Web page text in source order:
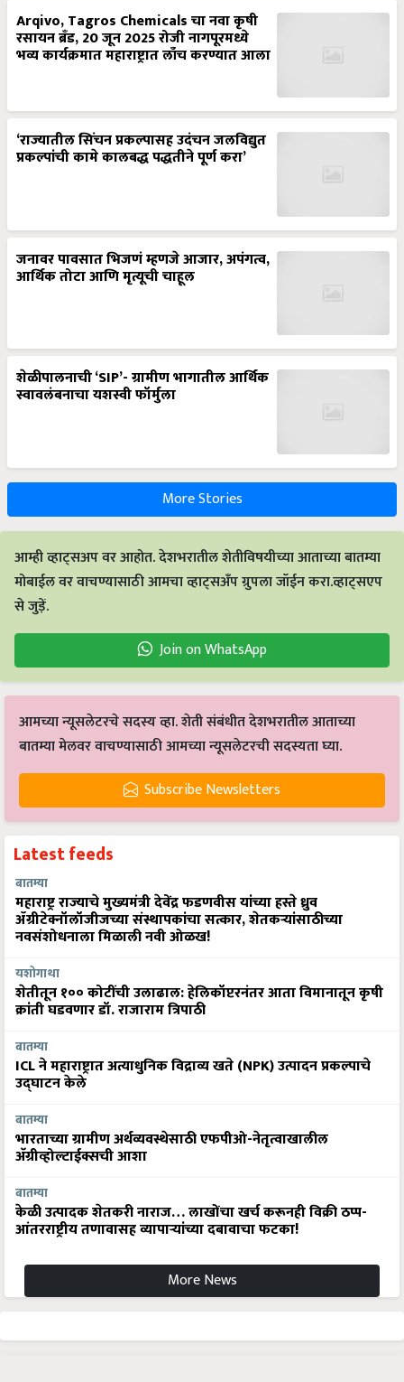
Arqivo, Tagros Chemicals चा नवा कृषी
रसायन ब्रँड, 20 जून 2025 रोजी नागपूरमध्ये
भव्य कार्यक्रमात महाराष्ट्रात लाँच करण्यात आला
‘राज्यातील सिंचन प्रकल्पासह उदंचन जलविद्युत
प्रकल्पांची कामे कालबद्ध पद्धतीने पूर्ण करा’
जनावर पावसात भिजणं म्हणजे आजार, अपंगत्व,
आर्थिक तोटा आणि मृत्यूची चाहूल
शेळीपालनाची ‘SIP’- ग्रामीण भागातील आर्थिक
स्वावलंबनाचा यशस्वी फॉर्मुला
More Stories
आम्ही व्हाट्सअप वर आहोत. देशभरातील शेतीविषयीच्या आताच्या बातम्या
मोबाईल वर वाचण्यासाठी आमचा व्हाट्सअँप ग्रुपला जॉईन करा.व्हाट्सएप
से जुड़ें.
Join on WhatsApp
आमच्या न्यूसलेटरचे सदस्य व्हा. शेती संबंधीत देशभरातील आताच्या
बातम्या मेलवर वाचण्यासाठी आमच्या न्यूसलेटरची सदस्यता घ्या.
Subscribe Newsletters
Latest feeds
बातम्या
महाराष्ट्र राज्याचे मुख्यमंत्री देवेंद्र फडणवीस यांच्या हस्ते ध्रुव
ॲग्रीटेक्नॉलॉजीजच्या संस्थापकांचा सत्कार, शेतकऱ्यांसाठीच्या
नवसंशोधनाला मिळाली नवी ओळख!
यशोगाथा
शेतीतून १०० कोटींची उलाढाल: हेलिकॉप्टरनंतर आता विमानातून कृषी
क्रांती घडवणार डॉ. राजाराम त्रिपाठी
बातम्या
ICL ने महाराष्ट्रात अत्याधुनिक विद्राव्य खते (NPK) उत्पादन प्रकल्पाचे
उद्घाटन केले
बातम्या
भारताच्या ग्रामीण अर्थव्यवस्थेसाठी एफपीओ-नेतृत्वाखालील
अ‍ॅग्रीव्होल्टाईक्सची आशा
बातम्या
केळी उत्पादक शेतकरी नाराज… लाखोंचा खर्च करूनही विक्री ठप्प-
आंतरराष्ट्रीय तणावासह व्यापाऱ्यांच्या दबावाचा फटका!
More News